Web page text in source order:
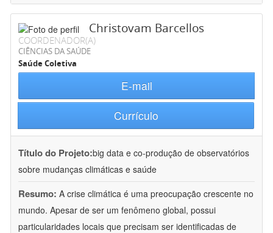
Christovam Barcellos
COORDENADOR(A)
CIÊNCIAS DA SAÚDE
Saúde Coletiva
E-mail
Currículo
Título do Projeto:big data e co-produção de observatórios
sobre mudanças climáticas e saúde
Resumo: A crise climática é uma preocupação crescente no
mundo. Apesar de ser um fenômeno global, possui
particularidades locais que precisam ser identificadas de